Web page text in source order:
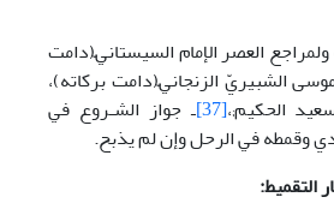
ولمراجع العصر الإمام السيستانيّ(دامت
الشبيريّ الزنجانيّ(دامت برکاته)،
الحكيم;،[37]
ـ جواز الشـروع في
وقمطه في الرحل وإن لم يذبح.
التقميط: